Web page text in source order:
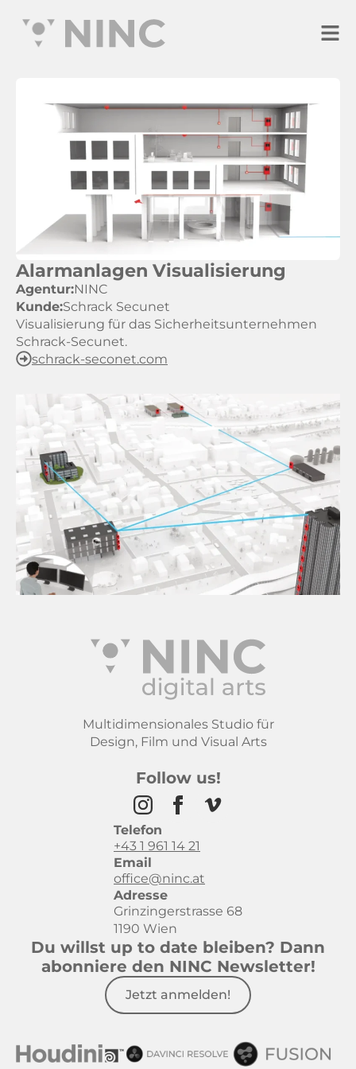
Alarmanlagen Visualisierung
Agentur:NINC
Kunde:Schrack Secunet
Visualisierung für das Sicherheitsunternehmen
Schrack-Secunet.
schrack-seconet.com
Multidimensionales Studio für
Design, Film und Visual Arts
Follow us!
Telefon
+43 1 961 14 21
Email
office@ninc.at
Adresse
Grinzingerstrasse 68
1190 Wien
Du willst up to date bleiben? Dann
abonniere den NINC Newsletter!
Jetzt anmelden!